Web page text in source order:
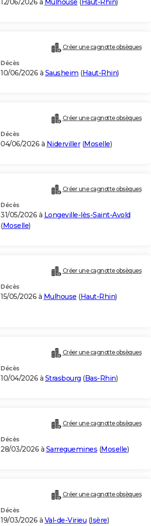
12/06/2026 à Mulhouse (Haut-Rhin)
Créer une cagnotte obsèques
Décès
10/06/2026 à Sausheim (Haut-Rhin)
Créer une cagnotte obsèques
Décès
04/06/2026 à Niderviller(Moselle)
Créer une cagnotte obsèques
Décès
31/05/2026 à Longeville-lès-Saint-Avold
(Moselle)
Créer une cagnotte obsèques
Décès
15/05/2026 à Mulhouse (Haut-Rhin)
Créer une cagnotte obsèques
Décès
10/04/2026 à Strasbourg (Bas-Rhin)
Créer une cagnotte obsèques
Décès
28/03/2026 à Sarreguemines (Moselle)
Créer une cagnotte obsèques
Décès
19/03/2026 à Val-de-Virieu (Isère)